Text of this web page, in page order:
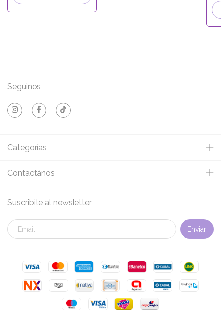
Seguinos
Categorías
Contactános
Suscribite al newsletter